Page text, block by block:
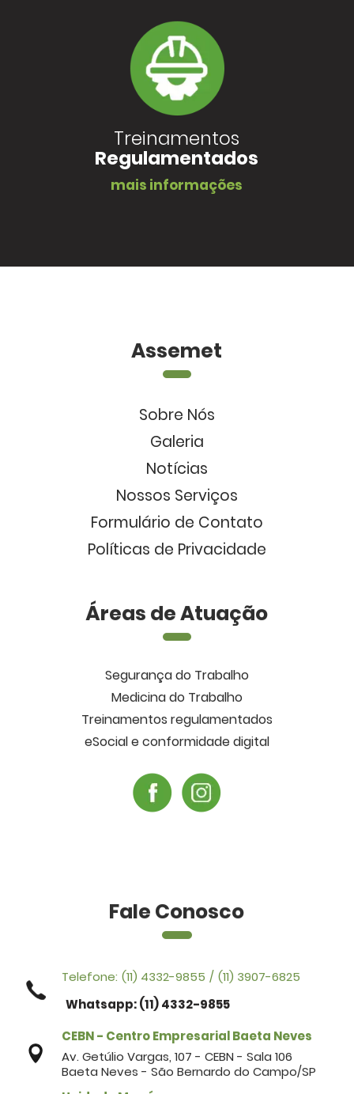
Treinamentos
Regulamentados
mais informações
Assemet
Sobre Nós
Galeria
Notícias
Nossos Serviços
Formulário de Contato
Políticas de Privacidade
Áreas de Atuação
Segurança do Trabalho
Medicina do Trabalho
Treinamentos regulamentados
eSocial e conformidade digital
Fale Conosco
Telefone: (11) 4332-9855 / (11) 3907-6825
Whatsapp: (11) 4332-9855
CEBN - Centro Empresarial Baeta Neves
Av. Getúlio Vargas, 107 - CEBN - Sala 106
Baeta Neves - São Bernardo do Campo/SP